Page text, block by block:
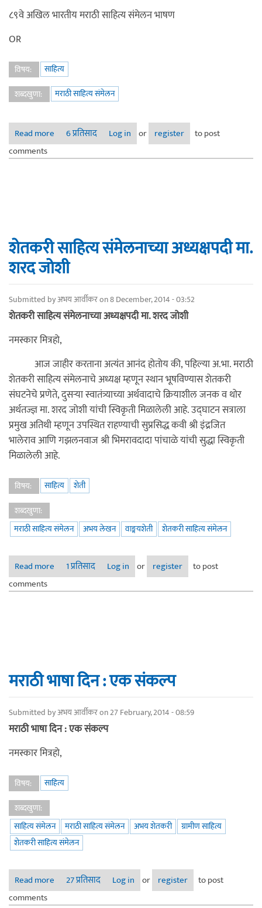
८९वे अखिल भारतीय मराठी साहित्य संमेलन भाषण
OR
विषय:
साहित्य
शब्दखुणा:
मराठी साहित्य संमेलन
Read more about ८९वे अखिल भारतीय मराठी साहित्य संमेलन अध्यक्षीय भाषण
6 प्रतिसाद Log in or register
to post
comments
शेतकरी साहित्य संमेलनाच्या अध्यक्षपदी मा.
शरद जोशी
Submitted byअभय आर्वीकरon 8 December, 2014 - 03:52
शेतकरी साहित्य संमेलनाच्या अध्यक्षपदी मा. शरद जोशी
नमस्कार मित्रहो,
आज जाहीर करताना अत्यंत आनंद होतोय की, पहिल्या अ.भा. मराठी
शेतकरी साहित्य संमेलनाचे अध्यक्ष म्हणून स्थान भूषविण्यास शेतकरी
संघटनेचे प्रणेते, दुसर्‍या स्वातंत्र्याच्या अर्थवादाचे क्रियाशील जनक व थोर
अर्थतज्ज्ञ मा. शरद जोशी यांची स्विकृती मिळालेली आहे. उद्घाटन सत्राला
प्रमुख अतिथी म्हणून उपस्थित राहण्याची सुप्रसिद्ध कवी श्री इंद्रजित
भालेराव आणि गझलनवाज श्री भिमरावदादा पांचाळे यांची सुद्धा स्विकृती
मिळालेली आहे.
विषय: साहित्य
शेती
शब्दखुणा:
मराठी साहित्य संमेलन
अभय लेखन वाङ्मयशेती शेतकरी साहित्य संमेलन
Read more about शेतकरी साहित्य संमेलनाच्या अध्यक्षपदी मा. शरद जोशी
1 प्रतिसाद Log in or register
to post
comments
मराठी भाषा दिन : एक संकल्प
Submitted byअभय आर्वीकरon 27 February, 2014 - 08:59
मराठी भाषा दिन : एक संकल्प
नमस्कार मित्रहो,
विषय:
साहित्य
शब्दखुणा:
साहित्य संमेलन
मराठी साहित्य संमेलन अभय शेतकरी
ग्रामीण साहित्य
शेतकरी साहित्य संमेलन
Read more about मराठी भाषा दिन : एक संकल्प
27 प्रतिसाद Log in or register
to post
comments